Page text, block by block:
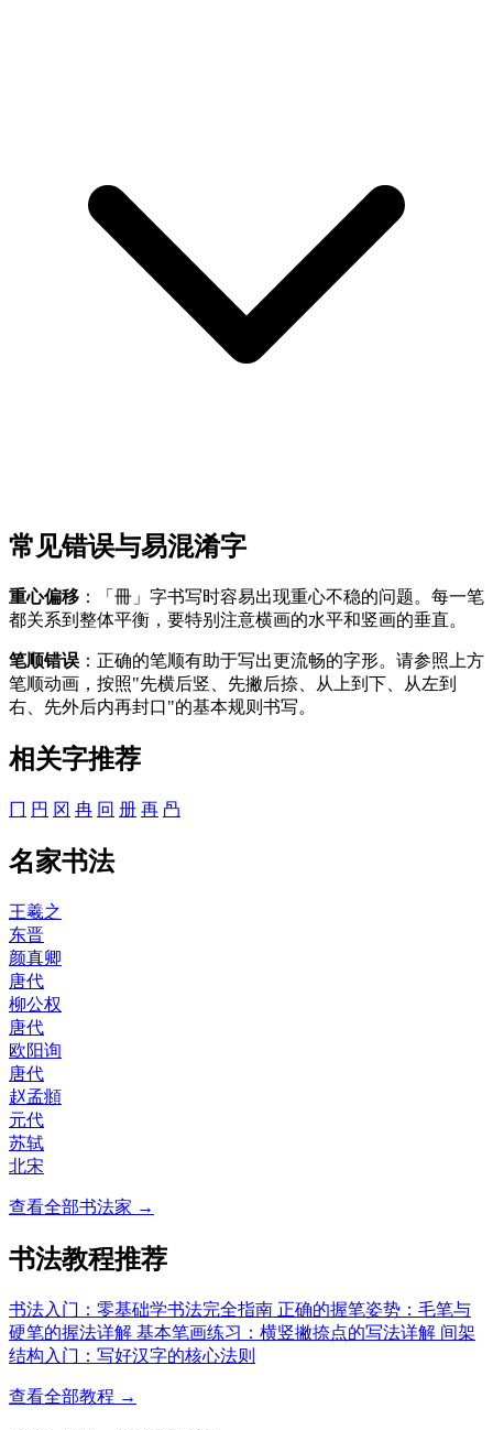
常见错误与易混淆字
重心偏移 ：「冊」字书写时容易出现重心不稳的问题。每一笔
都关系到整体平衡，要特别注意横画的水平和竖画的垂直。
笔顺错误 ：正确的笔顺有助于写出更流畅的字形。请参照上方
笔顺动画，按照"先横后竖、先撇后捺、从上到下、从左到
右、先外后内再封口"的基本规则书写。
相关字推荐
冂 円 冈 冉 冋 册 再 冎
名家书法
王羲之
东晋
颜真卿
唐代
柳公权
唐代
欧阳询
唐代
赵孟頫
元代
苏轼
北宋
查看全部书法家 →
书法教程推荐
书法入门：零基础学书法完全指南 正确的握笔姿势：毛笔与
硬笔的握法详解 基本笔画练习：横竖撇捺点的写法详解 间架
结构入门：写好汉字的核心法则
查看全部教程 →